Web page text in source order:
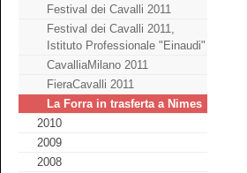
Festival dei Cavalli 2011
Festival dei Cavalli 2011,
Istituto Professionale "Einaudi"
CavalliaMilano 2011
FieraCavalli 2011
La Forra in trasferta a Nimes
2010
2009
2008